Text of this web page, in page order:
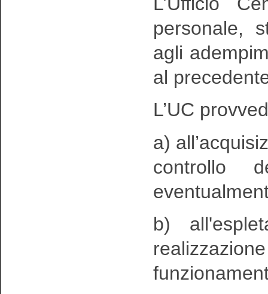
personale,
agli
al
L’UC
a)
controllo
b)